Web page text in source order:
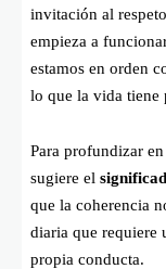
invitación al
empieza a
estamos en orden
lo que la vida tiene
Para profundizar
sugiere el
que la coherencia
diaria que requiere
propia conducta.